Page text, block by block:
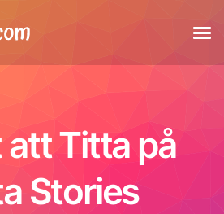
Highlights
Inlägg
att Titta på
Stories